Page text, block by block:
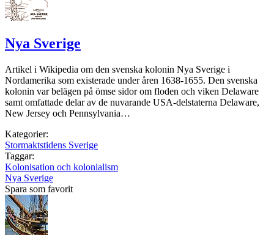
Nya Sverige
Artikel i Wikipedia om den svenska kolonin Nya Sverige i
Nordamerika som existerade under åren 1638-1655. Den svenska
kolonin var belägen på ömse sidor om floden och viken Delaware
samt omfattade delar av de nuvarande USA-delstaterna Delaware,
New Jersey och Pennsylvania…
Kategorier:
Stormaktstidens Sverige
Taggar:
Kolonisation och kolonialism
Nya Sverige
Spara som favorit